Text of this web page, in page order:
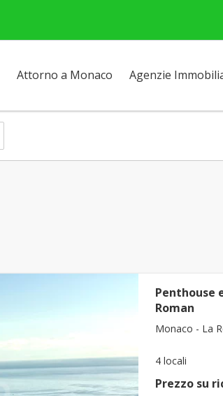
Attorno a Monaco Agenzie
Penthouse
Roman
Monaco - La
4 locali
Prezzo su